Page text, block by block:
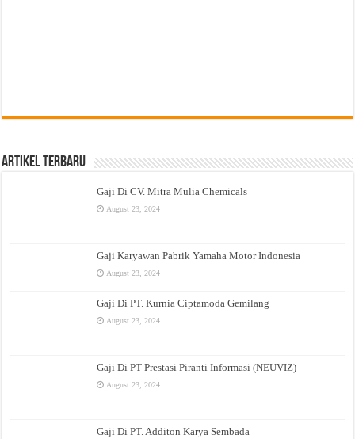
Artikel Terbaru
Gaji Di CV. Mitra Mulia Chemicals
August 23, 2024
Gaji Karyawan Pabrik Yamaha Motor Indonesia
August 23, 2024
Gaji Di PT. Kurnia Ciptamoda Gemilang
August 23, 2024
Gaji Di PT Prestasi Piranti Informasi (NEUVIZ)
August 23, 2024
Gaji Di PT. Additon Karya Sembada